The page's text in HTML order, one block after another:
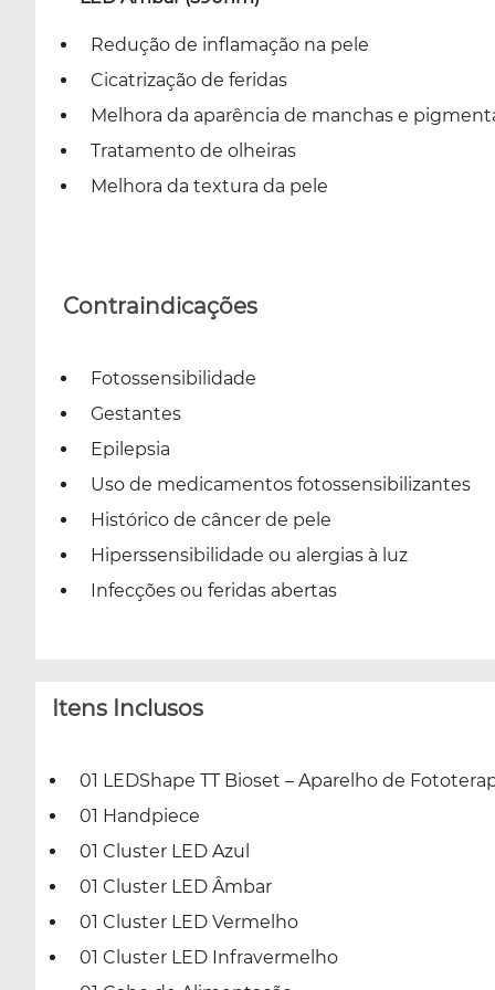
Redução de inflamação na pele
Cicatrização de feridas
Melhora da aparência de manchas e
Tratamento de olheiras
Melhora da textura da pele
Contraindicações
Fotossensibilidade
Gestantes
Epilepsia
Uso de medicamentos fotossensibilizantes
Histórico de câncer de pele
Hiperssensibilidade ou alergias à luz
Infecções ou feridas abertas
Itens Inclusos
01 LEDShape TT Bioset – Aparelho de
01 Handpiece
01 Cluster LED Azul
01 Cluster LED Âmbar
01 Cluster LED Vermelho
01 Cluster LED Infravermelho